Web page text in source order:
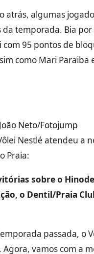
atrás, algumas
temporada. Bia
com 95 pontos de
como Mari
Neto/Fotojump
Nestlé atendeu a
Praia:
sobre o
o Dentil/Praia
passada, o
Agora, vamos com a